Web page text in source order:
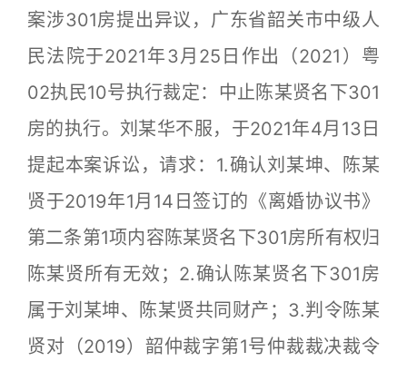
案涉301房提出异议，广东省韶关市中级人
民法院于2021年3月25日作出（2021）粤
02执民10号执行裁定：中止陈某贤名下301
房的执行。刘某华不服，于2021年4月13日
提起本案诉讼，请求：1.确认刘某坤、陈某
贤于2019年1月14日签订的《离婚协议书》
第二条第1项内容陈某贤名下301房所有权归
陈某贤所有无效；2.确认陈某贤名下301房
属于刘某坤、陈某贤共同财产；3.判令陈某
贤对（2019）韶仲裁字第1号仲裁裁决裁令